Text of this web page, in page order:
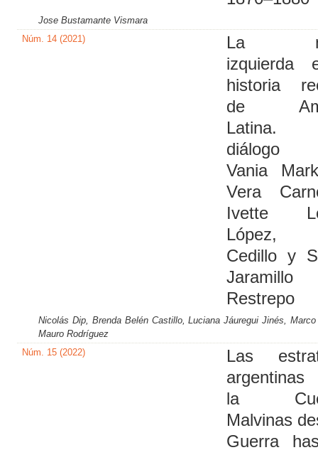
Jose Bustamante Vismara
Núm. 14 (2021)
La
izquierda
historia
de
diálogo
Vania
Vera
Ivette
López,
Cedillo y
Jaramillo
Restrepo
Nicolás Dip, Brenda Belén Castillo, Luciana Jáuregui Jinés,
Mauro Rodríguez
Núm. 15 (2022)
Las
argentinas
la
Malvinas
Guerra